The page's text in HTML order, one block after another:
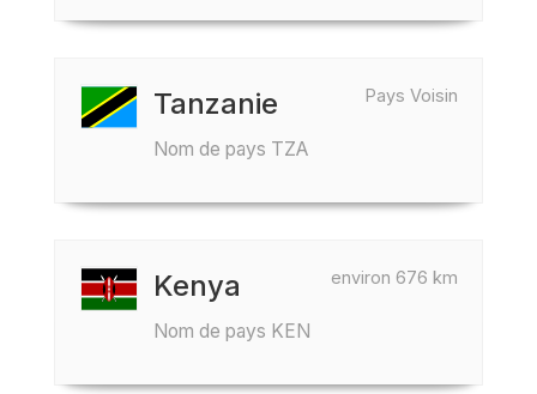
Pays Voisin
Tanzanie
Nom de pays TZA
environ 676 km
Kenya
Nom de pays KEN